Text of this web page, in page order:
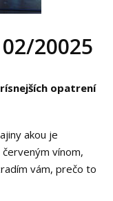
20025
opatrení
akou je
vínom,
vám, prečo to